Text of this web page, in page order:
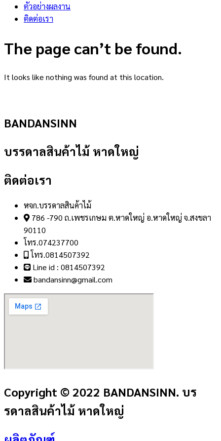
ตัวอย่างผลงาน
ติดต่อเรา
The page can’t be found.
It looks like nothing was found at this location.
BANDANSINN
บรรดาลสินค้าไม้ หาดใหญ่
ติดต่อเรา
หจก.บรรดาลสินค้าไม้
786 -790 ถ.เพชรเกษม ต.หาดใหญ่ อ.หาดใหญ่ จ.สงขลา
90110
โทร.074237700
โทร.0814507392
Line id : 0814507392
bandansinn@gmail.com
Copyright © 2022 BANDANSINN. บร
รดาลสินค้าไม้ หาดใหญ่